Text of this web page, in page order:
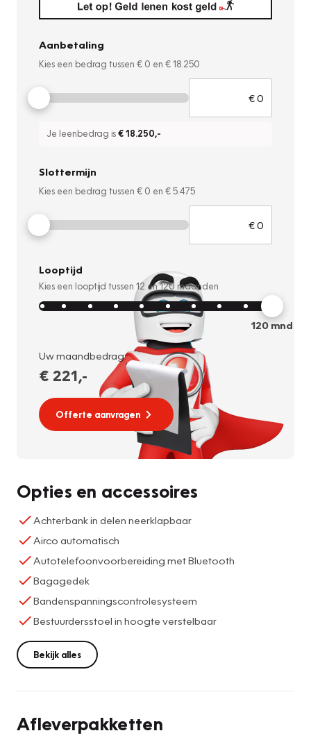
Aanbetaling
Kies een bedrag tussen € 0 en € 18.250
Je leenbedrag is€ 18.250,-
Slottermijn
Kies een bedrag tussen € 0 en € 5.475
Looptijd
Kies een looptijd tussen 12 en120 maanden
120mnd
Uw maandbedrag:
€ 221,-
Offerte aanvragen
Opties en accessoires
Achterbank in delen neerklapbaar
Airco automatisch
Autotelefoonvoorbereiding met Bluetooth
Bagagedek
Bandenspanningscontrolesysteem
Bestuurdersstoel in hoogte verstelbaar
Bekijk alles
Afleverpakketten